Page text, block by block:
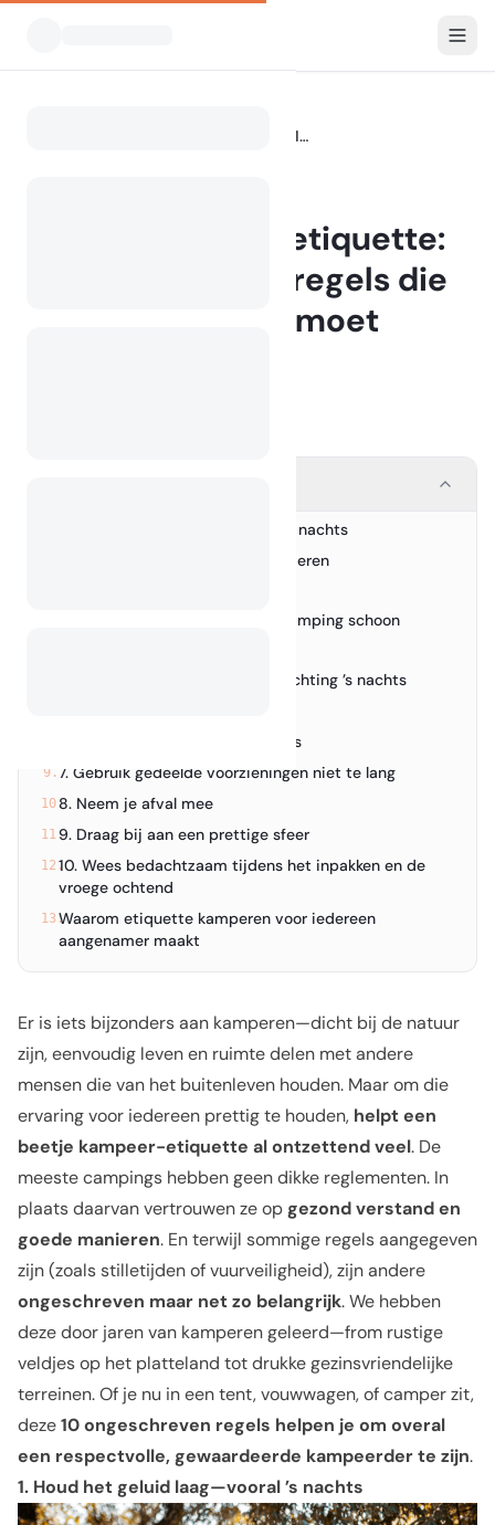
Kampeerterrein-etiquette: 10 ongeschreven regels die elke kampeerder moet kennen
Kampeerterrein-etiquette:
10 ongeschreven regels die
elke kampeerder moet
1. Houd het geluid laag—vooral ’s nachts
2. Respecteer de ruimte van anderen
3. Houd de faciliteiten van de camping schoon
4. Wees bedachtzaam met verlichting ’s nachts
6. Respecteer de kampvuurregels
9. 7. Gebruik gedeelde voorzieningen niet te lang
10.8. Neem je afval mee
11.9. Draag bij aan een prettige sfeer
12.10. Wees bedachtzaam tijdens het inpakken en de
vroege ochtend
13.Waarom etiquette kamperen voor iedereen
aangenamer maakt
Er is iets bijzonders aan kamperen—dicht bij de natuur
zijn, eenvoudig leven en ruimte delen met andere
mensen die van het buitenleven houden. Maar om die
ervaring voor iedereen prettig te houden, helpt een
beetje kampeer-etiquette al ontzettend veel. De
meeste campings hebben geen dikke reglementen. In
plaats daarvan vertrouwen ze opgezond verstand en
goede manieren. En terwijl sommige regels aangegeven
zijn (zoals stilletijden of vuurveiligheid), zijn andere
ongeschreven maar net zo belangrijk. We hebben
deze door jaren van kamperen geleerd—from rustige
veldjes op het platteland tot drukke gezinsvriendelijke
terreinen. Of je nu in een tent, vouwwagen, of camper zit,
deze10 ongeschreven regels helpen je om overal
een respectvolle, gewaardeerde kampeerder te zijn.
1. Houd het geluid laag—vooral ’s nachts